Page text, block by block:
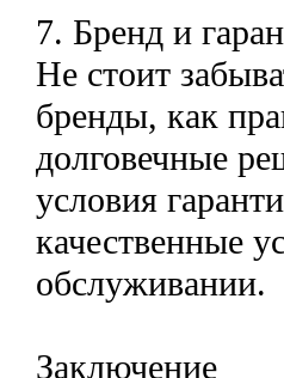
7. Бренд и
Не стоит
бренды, как
долговечные
условия
качественные
обслуживании.
Заключение